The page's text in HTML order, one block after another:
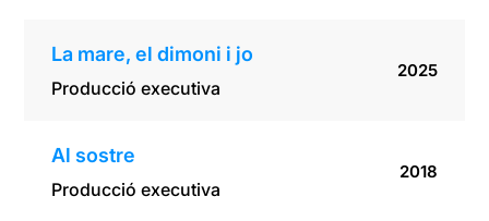
La mare, el dimoni i jo
Producció executiva
2025
Al sostre
Producció executiva
2018